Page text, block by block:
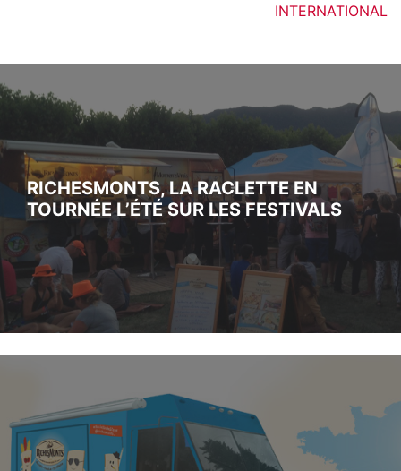
INTERNATIONAL
RICHESMONTS, LA RACLETTE EN
TOURNÉE L’ÉTÉ SUR LES FESTIVALS